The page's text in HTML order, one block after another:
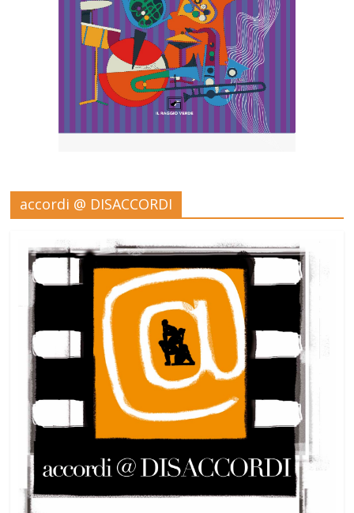
accordi @ DISACCORDI